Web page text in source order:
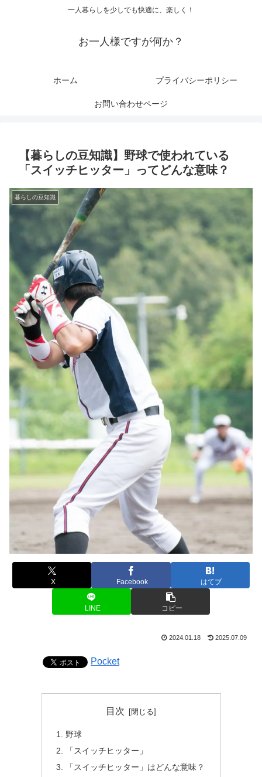
一人暮らしを少しでも快適に、楽しく！
お一人様ですが何か？
ホーム プライバシーポリシー
お問い合わせページ
【暮らしの豆知識】野球で使われている
「スイッチヒッター」ってどんな意味？
暮らしの豆知識
X Facebook はてブ
LINE コピー
2024.01.18 2025.07.09
Pocket
目次
野球
「スイッチヒッター」
「スイッチヒッター」はどんな意味？